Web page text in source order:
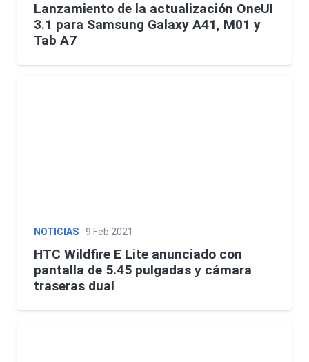
Lanzamiento de la actualización OneUI
3.1 para Samsung Galaxy A41, M01 y
Tab A7
NOTICIAS 9 Feb 2021
HTC Wildfire E Lite anunciado con
pantalla de 5.45 pulgadas y cámara
traseras dual